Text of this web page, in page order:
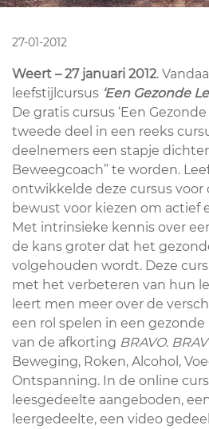
27-01-2012
Weert – 27 januari 2012.
leefstijlcursus ‘Een Gezonde
De gratis cursus ‘Een
tweede deel in een reeks
deelnemers een stapje
Beweegcoach” te worden.
ontwikkelde deze cursus
bewust voor kiezen om actief
Met intrinsieke kennis over
de kans groter dat het
volgehouden wordt. Deze
met het verbeteren van hun
leert men meer over de
een rol spelen in een gezonde
van de afkorting BRAVO.
Beweging, Roken, Alcohol,
Ontspanning. In de online
leesgedeelte aangeboden,
leergedeelte, een video